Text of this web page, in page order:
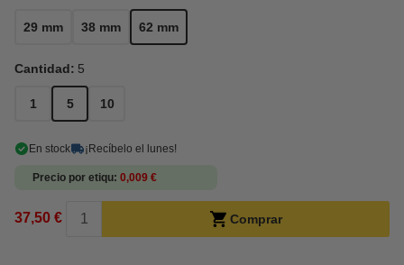
29 mm 38 mm 62 mm
Cantidad: 5
1 5 10
En stock ¡Recíbelo el lunes!
Precio por etiqu 0,009 €
37,50 € Comprar